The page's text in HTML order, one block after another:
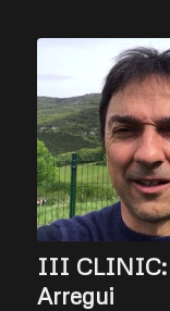
III CLINIC:
Arregui